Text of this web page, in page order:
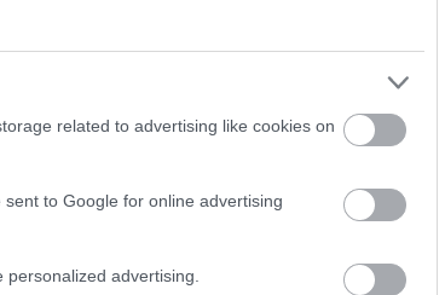
related to advertising like cookies on
to Google for online advertising
advertising.
Ολοένα και συχνότερα τον
άρθρα του τύπου «Κοπεγχάγη low
χρεώνουν 90 ευρώ τη βραδιά και
ευρώ το άτομο, χωρίς κρασιά,